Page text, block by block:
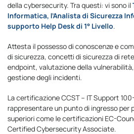
della cybersecurity. Tra questi: vi sono il
Informatica, l’Analista di Sicurezza
supporto Help Desk di 1° Livello.
Attesta il possesso di conoscenze e
di sicurezza, concetti di sicurezza di
endpoint, valutazione della
gestione degli incidenti.
La certificazione CCST – IT Support
rappresentare un punto di ingresso per
superiori come le certificazioni EC-
Certified Cybersecurity Associate.